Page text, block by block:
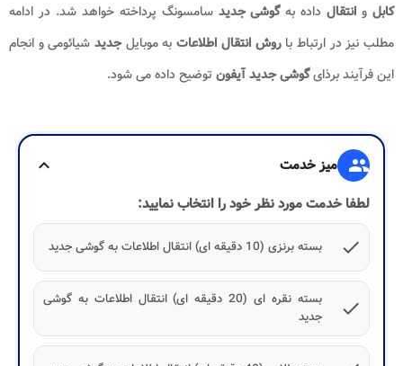
کابل و انتقال داده بهگوشی جدید سامسونگ پرداخته خواهد شد. در ادامه
مطلب نیز در ارتباط باروش انتقال اطلاعات به موبایلجدیدشیائومی و انجام
این فرآیند برذایگوشی جدید آیفون توضیح داده می شود.
group میز خدمت
expand_more
لطفا خدمت مورد نظر خود را انتخاب نمایید:
check
بسته برنزی (10 دقیقه ای) انتقال اطلاعات به گوشی جدید
check
بسته نقره ای (20 دقیقه ای) انتقال اطلاعات به گوشی
جدید